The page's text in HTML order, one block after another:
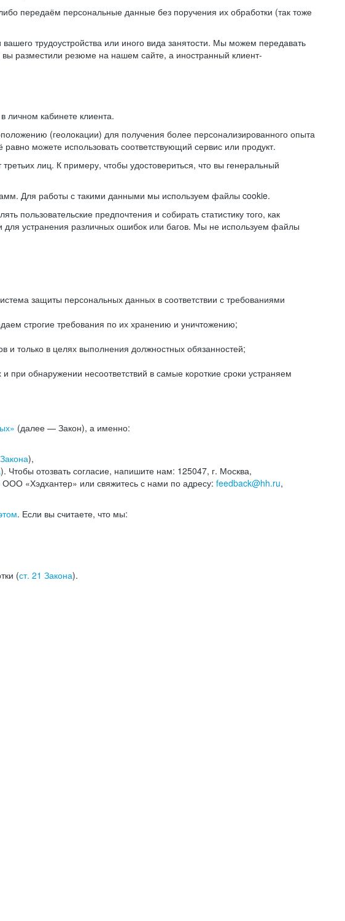
передаём персональные данные без поручения их обработки (так тоже
трудоустройства или иного вида занятости. Мы можем передавать
разместили резюме на нашем сайте, а иностранный клиент-
кабинете клиента.
(геолокации) для получения более персонализированного опыта
можете использовать соответствующий сервис или продукт.
лиц. К примеру, чтобы удостовериться, что вы генеральный
Для работы с такими данными мы используем файлы cookie.
пользовательские предпочтения и собирать статистику того, как
устранения различных ошибок или багов. Мы не используем файлы
защиты персональных данных в соответствии с требованиями
строгие требования по их хранению и уничтожению;
и только в целях выполнения должностных обязанностей;
обнаружении несоответствий в самые короткие сроки устраняем
(далее — Закон), а именно:
),
). Чтобы отозвать согласие, напишите нам: 125047, г. Москва,
«Хэдхантер» или свяжитесь с нами по адресу: feedback@hh.ru,
. Если вы считаете, что мы:
(ст. 21 Закона).